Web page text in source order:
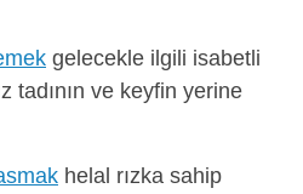
gelecekle ilgili isabetli
tadının ve keyfin yerine
helal rızka sahip